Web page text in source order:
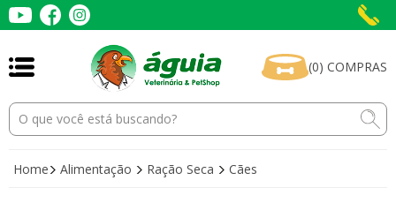
(0) COMPRAS
Home Alimentação Ração Seca Cães